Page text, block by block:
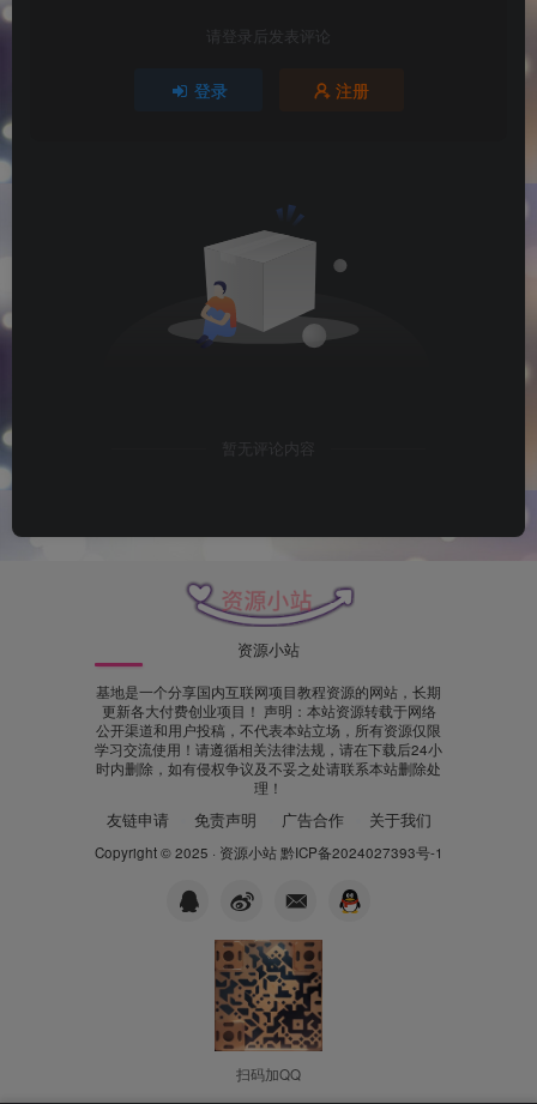
请登录后发表评论
登录 注册
暂无评论内容
资源小站
基地是一个分享国内互联网项目教程资源的网站，长期
更新各大付费创业项目！ 声明：本站资源转载于网络
公开渠道和用户投稿，不代表本站立场，所有资源仅限
学习交流使用！请遵循相关法律法规，请在下载后24小
时内删除，如有侵权争议及不妥之处请联系本站删除处
理！
友链申请 免责声明 广告合作 关于我们
Copyright © 2025 · 资源小站 黔ICP备2024027393号-1
扫码加QQ